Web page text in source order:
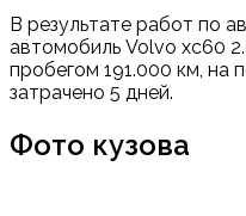
В результате работ по
автомобиль Volvo xc60
пробегом 191.000 км, на
затрачено 5 дней.
Фото кузова